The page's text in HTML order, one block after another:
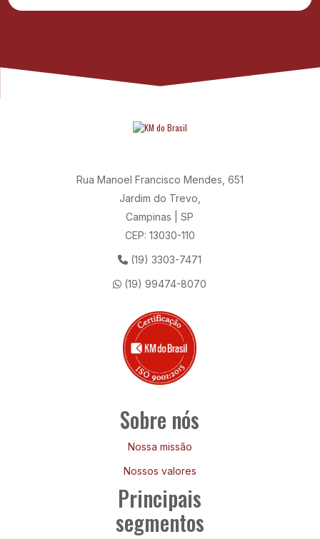
Rua Manoel Francisco Mendes, 651
Jardim do Trevo,
Campinas | SP
CEP: 13030-110
(19) 3303-7471
(19) 99474-8070
Sobre nós
Nossa missão
Nossos valores
Principais
segmentos